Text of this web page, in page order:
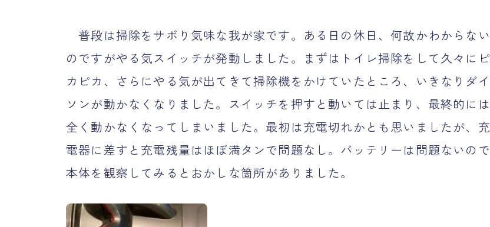
普段は掃除をサボり気味な我が家です。ある日の休日、何故かわからない
のですがやる気スイッチが発動しました。まずはトイレ掃除をして久々にピ
カピカ、さらにやる気が出てきて掃除機をかけていたところ、いきなりダイ
ソンが動かなくなりました。スイッチを押すと動いては止まり、最終的には
全く動かなくなってしまいました。最初は充電切れかとも思いましたが、充
電器に差すと充電残量はほぼ満タンで問題なし。バッテリーは問題ないので
本体を観察してみるとおかしな箇所がありました。